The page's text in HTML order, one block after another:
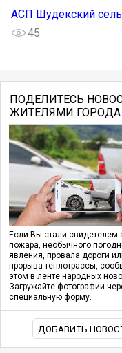
АСП Шудекский
45
ПОДЕЛИТЕСЬ
ЖИТЕЛЯМИ ГОРОДА
Если Вы стали свидетелем
пожара, необычного
явления, провала дороги
прорыва теплотрассы,
этом в ленте народных
Загружайте фотографии
специальную форму.
ДОБАВИТЬ